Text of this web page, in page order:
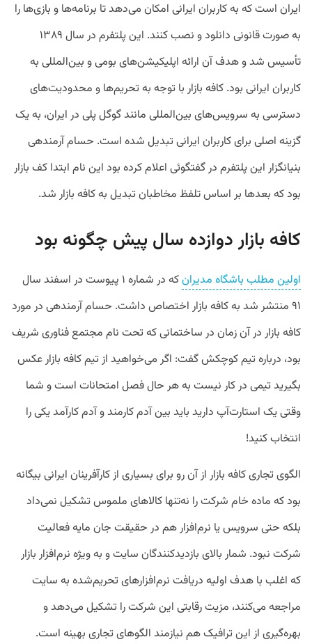
ایران است که به کاربران ایرانی امکان می‌دهد تا برنامه‌ها و بازی‌ها را
به صورت قانونی دانلود و نصب کنند. این پلتفرم در سال ۱۳۸۹
تأسیس شد و هدف آن ارائه اپلیکیشن‌های بومی و بین‌المللی به
کاربران ایرانی بود. کافه بازار با توجه به تحریم‌ها و محدودیت‌های
دسترسی به سرویس‌های بین‌المللی مانند گوگل پلی در ایران، به یک
گزینه اصلی برای کاربران ایرانی تبدیل شده است. حسام آرمندهی
بنیانگزار این پلتفرم در گفتگوئی اعلام کرده بود این نام ابتدا کف بازار
بود که بعدها بر اساس تلفظ مخاطبان تبدیل به کافه بازار شد.
کافه بازار دوازده سال پیش چگونه بود
اولین مطلب باشگاه مدیران
که در شماره ۱ پیوست در اسفند سال
۹۱ منتشر شد به کافه بازار اختصاص داشت. حسام آرمندهی در مورد
کافه بازار در آن زمان در ساختمانی که تحت نام مجتمع فناوری شریف
بود، درباره تیم کوچکش گفت: اگر می‌خواهید از تیم کافه بازار عکس
بگیرید تیمی در کار نیست به هر حال فصل امتحانات است و شما
وقتی یک استارت‌آپ دارید باید بین آدم کارمند و آدم کارآمد یکی را
انتخاب کنید!
الگوی تجاری کافه بازار از آن رو برای بسیاری از کارآفرینان ایرانی بیگانه
بود که ماده خام شرکت را نه‌تنها کالاهای ملموس تشکیل نمی‌داد
بلکه حتی سرویس یا نرم‌افزار هم در حقیقت جان مایه فعالیت
شرکت نبود. شمار بالای بازدیدکنندگان سایت و به ویژه نرم‌افزار بازار
که اغلب با هدف اولیه دریافت نرم‌افزارهای تحریم‌شده به سایت
مراجعه می‌کنند، مزیت رقابتی این شرکت را تشکیل می‌دهد و
بهره‌گیری از این ترافیک هم نیازمند الگوهای تجاری بهینه‌ است.